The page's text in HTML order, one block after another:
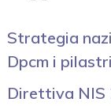
Strategia
Dpcm i
Direttiva NIS